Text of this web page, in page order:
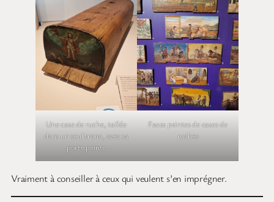
Une case de ruche, taillée
dans un seul tronc, avec sa
porte peinte
Faces peintes de cases de
ruches
Vraiment à conseiller à ceux qui veulent s’en imprégner.